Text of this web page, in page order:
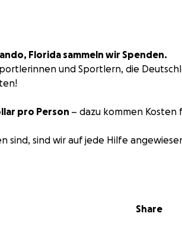
Florida sammeln wir Spenden.
und Sportlern, die
pro Person – dazu kommen Kosten
sind, sind wir auf jede Hilfe
Euro zählt
Share